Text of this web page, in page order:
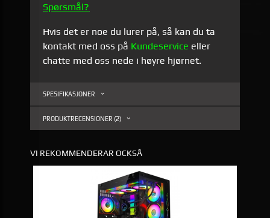
Spørsmål?
Hvis det er noe du lurer på, så kan du ta
kontakt med oss på Kundeservice eller
chatte med oss nede i høyre hjørnet.
SPESIFIKASJONER
PRODUKTRECENSIONER (2)
VI REKOMMENDERAR OCKSÅ